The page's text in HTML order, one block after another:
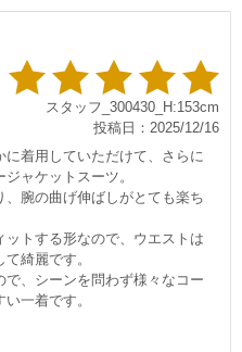
スタッフ_300430_H:153cm
投稿日：2025/12/16
着用していただけて、さらに
ャケットスーツ。
腕の曲げ伸ばしがとても楽ち
トする形なので、ウエストは
綺麗です。
、シーンを問わず様々なコー
一着です。